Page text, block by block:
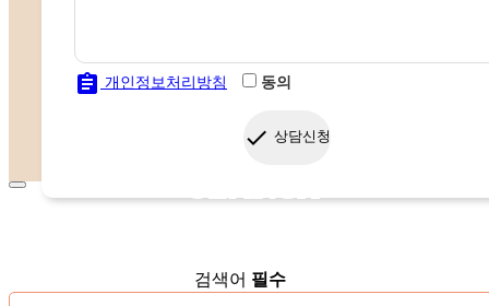
assignment 개인정보처리방침 동의
done 상담신청
검색어 필수